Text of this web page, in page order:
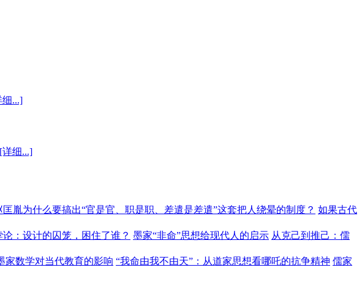
细...]
[详细...]
匡胤为什么要搞出“官是官、职是职、差遣是差遣”这套把人绕晕的制度？ 如果古代
论：设计的囚笼，困住了谁？ 墨家“非命”思想给现代人的启示 从克己到推己：儒
家数学对当代教育的影响 “我命由我不由天”：从道家思想看哪吒的抗争精神 儒家